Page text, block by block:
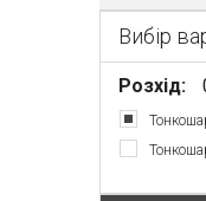
Вибір
Розхід: